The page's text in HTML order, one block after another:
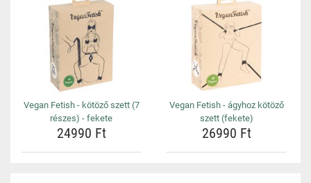
Vegan Fetish - kötöző szett (7
részes) - fekete
24990 Ft
Vegan Fetish - ágyhoz kötöző
szett (fekete)
26990 Ft